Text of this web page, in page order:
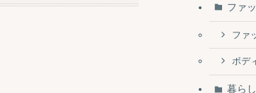
ファ
ファ
ボデ
暮ら